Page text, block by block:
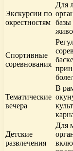
Экскурсии по
окрестностям
Для
базы
Спортивные
соревнования
Тематические
вечера
В
Детские
развлечения
Для